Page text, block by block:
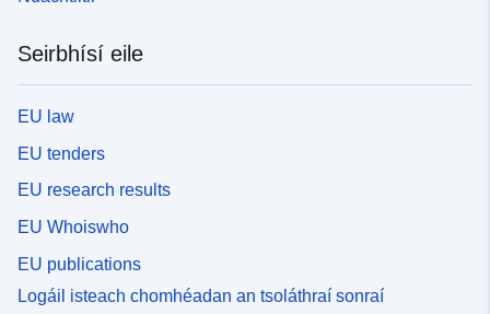
Seirbhísí eile
EU law
EU tenders
EU research results
EU Whoiswho
EU publications
Logáil isteach chomhéadan an tsoláthraí sonraí